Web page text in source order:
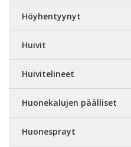
Höyhentyynyt
Huivit
Huivitelineet
Huonekalujen päälliset
Huonesprayt